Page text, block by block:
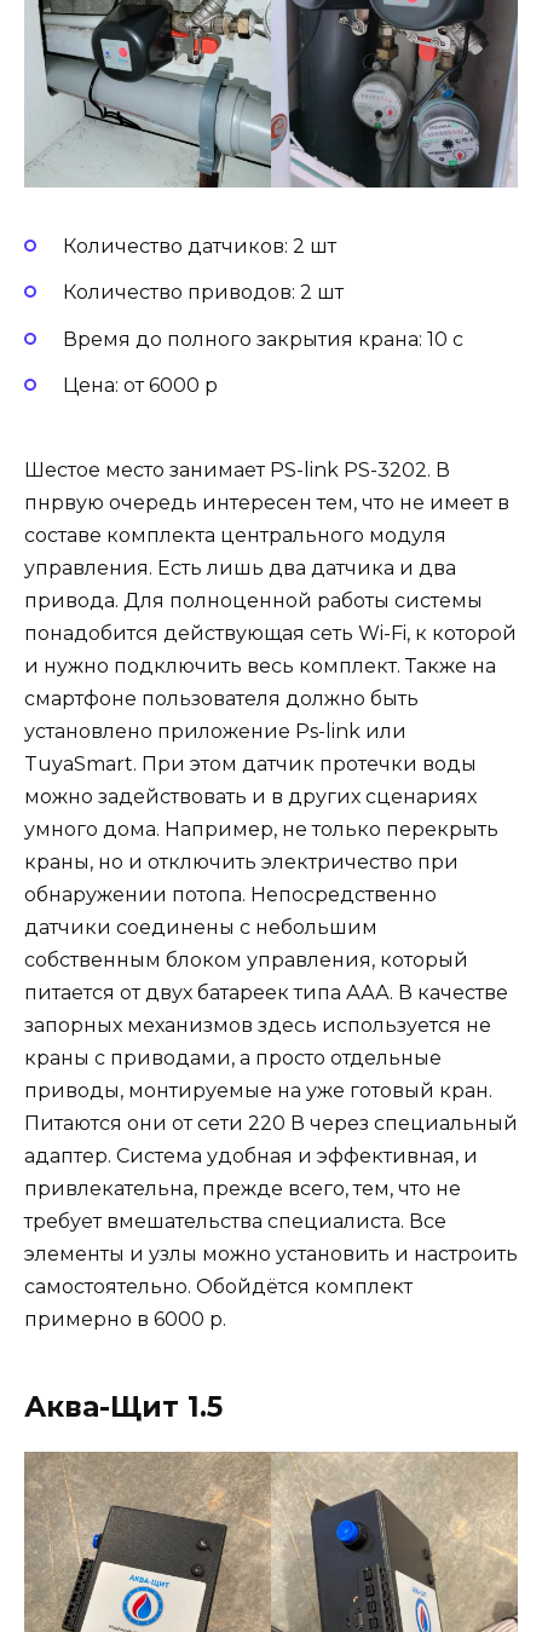
Количество датчиков: 2 шт
Количество приводов: 2 шт
Время до полного закрытия крана: 10 с
Цена: от 6000 р
Шестое место занимает PS-link PS-3202. В
пнрвую очередь интересен тем, что не имеет в
составе комплекта центрального модуля
управления. Есть лишь два датчика и два
привода. Для полноценной работы системы
понадобится действующая сеть Wi-Fi, к которой
и нужно подключить весь комплект. Также на
смартфоне пользователя должно быть
установлено приложение Ps-link или
TuyaSmart. При этом датчик протечки воды
можно задействовать и в других сценариях
умного дома. Например, не только перекрыть
краны, но и отключить электричество при
обнаружении потопа. Непосредственно
датчики соединены с небольшим
собственным блоком управления, который
питается от двух батареек типа ААА. В качестве
запорных механизмов здесь используется не
краны с приводами, а просто отдельные
приводы, монтируемые на уже готовый кран.
Питаются они от сети 220 В через специальный
адаптер. Система удобная и эффективная, и
привлекательна, прежде всего, тем, что не
требует вмешательства специалиста. Все
элементы и узлы можно установить и настроить
самостоятельно. Обойдётся комплект
примерно в 6000 р.
Аква-Щит 1.5